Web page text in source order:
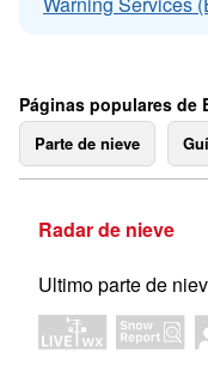
Páginas populares de
Parte de nieve
Radar de nieve
Ultimo parte de